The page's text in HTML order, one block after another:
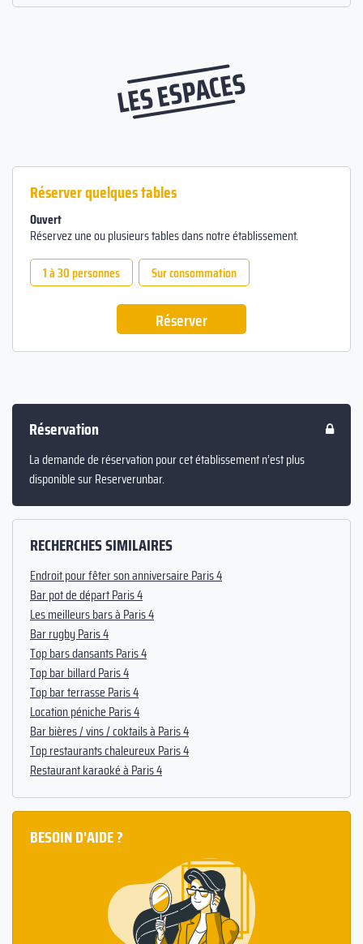
LES ESPACES
Réserver quelques tables
Ouvert
Réservez une ou plusieurs tables dans notre établissement.
1 à 30 personnes
Sur consommation
Réserver
Réservation
La demande de réservation pour cet établissement n’est plus
disponible sur Reserverunbar.
RECHERCHES SIMILAIRES
Endroit pour fêter son anniversaire Paris 4
Bar pot de départ Paris 4
Les meilleurs bars à Paris 4
Bar rugby Paris 4
Top bars dansants Paris 4
Top bar billard Paris 4
Top bar terrasse Paris 4
Location péniche Paris 4
Bar bières / vins / coktails à Paris 4
Top restaurants chaleureux Paris 4
Restaurant karaoké à Paris 4
BESOIN D'AIDE ?